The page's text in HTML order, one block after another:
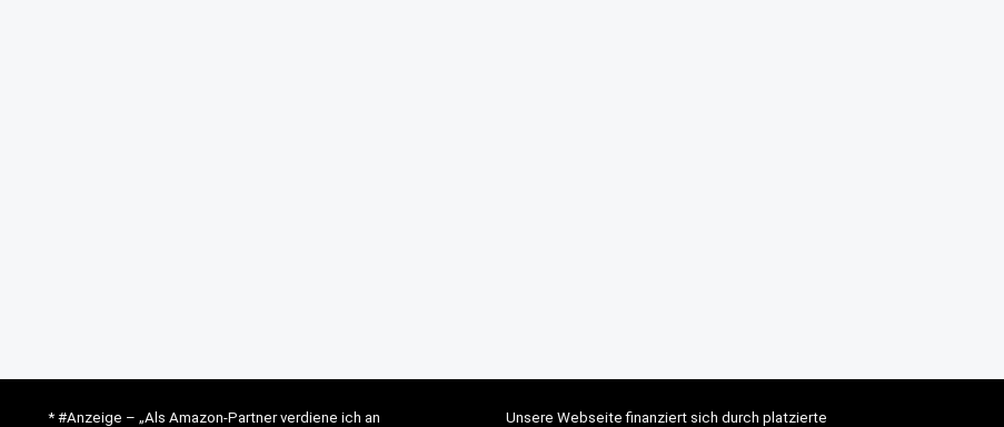
* #Anzeige – „Als Amazon-Partner verdiene ich an
Unsere Webseite finanziert sich durch platzierte